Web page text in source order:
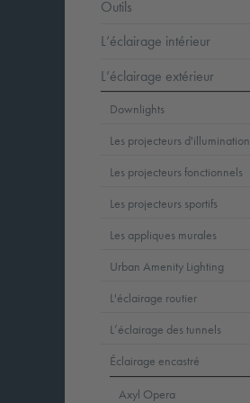
Outils
L’éclairage intérieur
L’éclairage extérieur
Downlights
Les projecteurs d'illumination
Les projecteurs fonctionnels
Les projecteurs sportifs
Les appliques murales
Urban Amenity Lighting
L'éclairage routier
L’éclairage des tunnels
Éclairage encastré
Axyl Opera